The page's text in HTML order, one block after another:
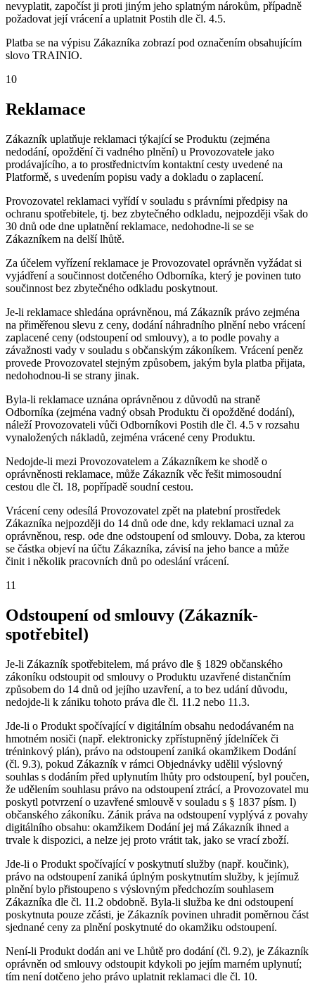
nevyplatit, započíst ji proti jiným jeho splatným nárokům, případně
požadovat její vrácení a uplatnit Postih dle čl. 4.5.
Platba se na výpisu Zákazníka zobrazí pod označením obsahujícím
slovo TRAINIO.
10
Reklamace
Zákazník uplatňuje reklamaci týkající se Produktu (zejména
nedodání, opoždění či vadného plnění) u Provozovatele jako
prodávajícího, a to prostřednictvím kontaktní cesty uvedené na
Platformě, s uvedením popisu vady a dokladu o zaplacení.
Provozovatel reklamaci vyřídí v souladu s právními předpisy na
ochranu spotřebitele, tj. bez zbytečného odkladu, nejpozději však do
30 dnů ode dne uplatnění reklamace, nedohodne-li se se
Zákazníkem na delší lhůtě.
Za účelem vyřízení reklamace je Provozovatel oprávněn vyžádat si
vyjádření a součinnost dotčeného Odborníka, který je povinen tuto
součinnost bez zbytečného odkladu poskytnout.
Je-li reklamace shledána oprávněnou, má Zákazník právo zejména
na přiměřenou slevu z ceny, dodání náhradního plnění nebo vrácení
zaplacené ceny (odstoupení od smlouvy), a to podle povahy a
závažnosti vady v souladu s občanským zákoníkem. Vrácení peněz
provede Provozovatel stejným způsobem, jakým byla platba přijata,
nedohodnou-li se strany jinak.
Byla-li reklamace uznána oprávněnou z důvodů na straně
Odborníka (zejména vadný obsah Produktu či opožděné dodání),
náleží Provozovateli vůči Odborníkovi Postih dle čl. 4.5 v rozsahu
vynaložených nákladů, zejména vrácené ceny Produktu.
Nedojde-li mezi Provozovatelem a Zákazníkem ke shodě o
oprávněnosti reklamace, může Zákazník věc řešit mimosoudní
cestou dle čl. 18, popřípadě soudní cestou.
Vrácení ceny odesílá Provozovatel zpět na platební prostředek
Zákazníka nejpozději do 14 dnů ode dne, kdy reklamaci uznal za
oprávněnou, resp. ode dne odstoupení od smlouvy. Doba, za kterou
se částka objeví na účtu Zákazníka, závisí na jeho bance a může
činit i několik pracovních dnů po odeslání vrácení.
11
Odstoupení od smlouvy (Zákazník-
spotřebitel)
Je-li Zákazník spotřebitelem, má právo dle § 1829 občanského
zákoníku odstoupit od smlouvy o Produktu uzavřené distančním
způsobem do 14 dnů od jejího uzavření, a to bez udání důvodu,
nedojde-li k zániku tohoto práva dle čl. 11.2 nebo 11.3.
Jde-li o Produkt spočívající v digitálním obsahu nedodávaném na
hmotném nosiči (např. elektronicky zpřístupněný jídelníček či
tréninkový plán), právo na odstoupení zaniká okamžikem Dodání
(čl. 9.3), pokud Zákazník v rámci Objednávky udělil výslovný
souhlas s dodáním před uplynutím lhůty pro odstoupení, byl poučen,
že udělením souhlasu právo na odstoupení ztrácí, a Provozovatel mu
poskytl potvrzení o uzavřené smlouvě v souladu s § 1837 písm. l)
občanského zákoníku. Zánik práva na odstoupení vyplývá z povahy
digitálního obsahu: okamžikem Dodání jej má Zákazník ihned a
trvale k dispozici, a nelze jej proto vrátit tak, jako se vrací zboží.
Jde-li o Produkt spočívající v poskytnutí služby (např. koučink),
právo na odstoupení zaniká úplným poskytnutím služby, k jejímuž
plnění bylo přistoupeno s výslovným předchozím souhlasem
Zákazníka dle čl. 11.2 obdobně. Byla-li služba ke dni odstoupení
poskytnuta pouze zčásti, je Zákazník povinen uhradit poměrnou část
sjednané ceny za plnění poskytnuté do okamžiku odstoupení.
Není-li Produkt dodán ani ve Lhůtě pro dodání (čl. 9.2), je Zákazník
oprávněn od smlouvy odstoupit kdykoli po jejím marném uplynutí;
tím není dotčeno jeho právo uplatnit reklamaci dle čl. 10.